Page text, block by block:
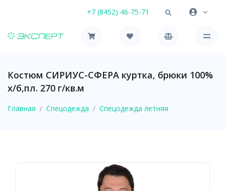
+7 (8452) 46-75-71
Костюм СИРИУС-СФЕРА куртка, брюки 100%
х/б,пл. 270 г/кв.м
Главная Спецодежда Спецодежда летняя